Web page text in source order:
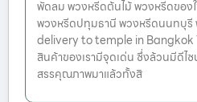
พัดลม พวงหรีดต้นไม้ พวงหรีดของ
พวงหรีดปทุมธานี พวงหรีดนนทบุ
delivery to temple in Bangkok
สินค้าของเรามีจุดเด่น ซึ่งล้วนมีดีไ
สรรคุณภาพมาแล้วทั้งสิ